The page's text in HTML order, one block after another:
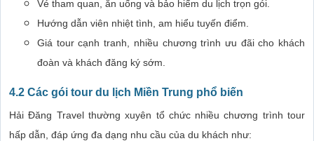
Vé tham quan, ăn uống và bảo hiểm du lịch trọn gói.
Hướng dẫn viên nhiệt tình, am hiểu tuyến điểm.
Giá tour cạnh tranh, nhiều chương trình ưu đãi cho khách
đoàn và khách đăng ký sớm.
4.2 Các gói tour du lịch Miền Trung phổ biến
Hải Đăng Travel thường xuyên tổ chức nhiều chương trình tour
hấp dẫn, đáp ứng đa dạng nhu cầu của du khách như: